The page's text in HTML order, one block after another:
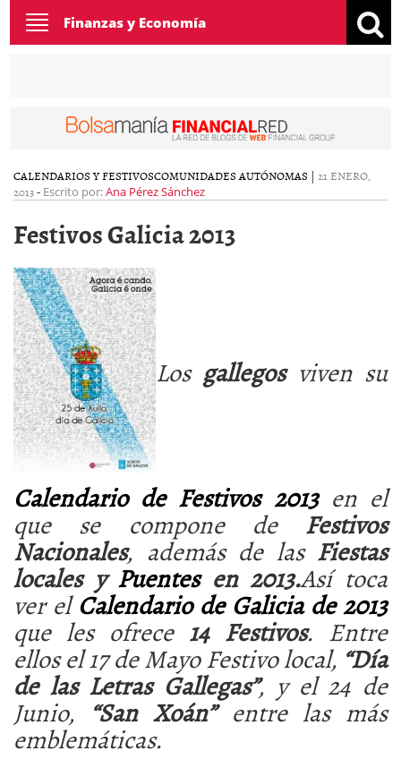
Toggle
navigation
Finanzas y Economía
CALENDARIOS Y FESTIVOSCOMUNIDADES AUTÓNOMAS | 21 ENERO,
2013- Escrito por:Ana Pérez Sánchez
Festivos Galicia 2013
Los gallegosviven su
Calendario de Festivos 2013en el
que se compone de Festivos
Nacionales, además de lasFiestas
locales yPuentesen 2013.Así toca
ver el Calendario de Galicia de 2013
que les ofrece 14 Festivos. Entre
ellos el 17 de Mayo Festivo local, “Día
de las Letras Gallegas”, y el 24 de
Junio, “San Xoán”entre las más
emblemáticas.